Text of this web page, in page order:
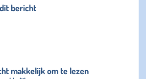
bericht
makkelijk om te lezen